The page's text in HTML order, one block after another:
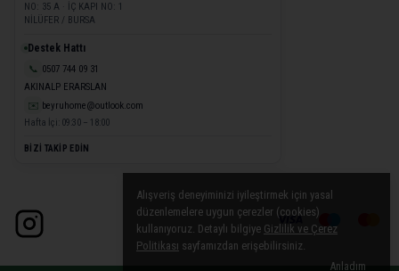
Alışveriş deneyiminizi iyileştirmek için yasal
düzenlemelere uygun çerezler (cookies)
kullanıyoruz. Detaylı bilgiye Gizlilik ve Çerez
Politikası sayfamızdan erişebilirsiniz.
Anladım
NO: 35 A · İÇ KAPI NO: 1
NİLÜFER / BURSA
Destek Hattı
📞 0507 744 09 31
AKINALP ERARSLAN
✉️ beyruhome@outlook.com
Hafta İçi: 09:30 – 18:00
BİZİ TAKİP EDİN